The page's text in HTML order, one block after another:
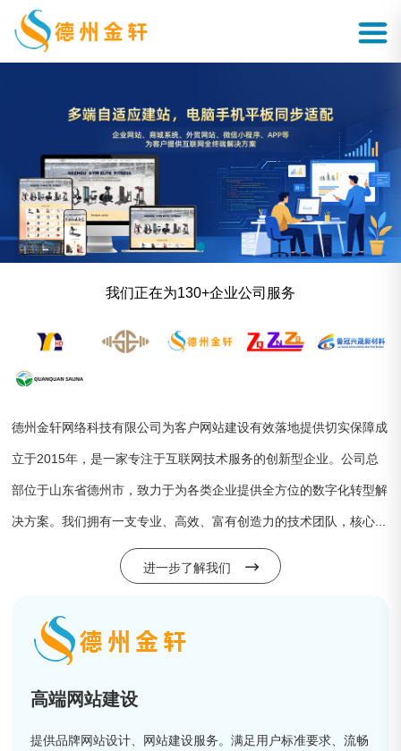
我们正在为130+企业公司服务
德州金轩网络科技有限公司为客户网站建设有效落地提供切实保障成
立于2015年，是一家专注于互联网技术服务的创新型企业。公司总
部位于山东省德州市，致力于为各类企业提供全方位的数字化转型解
决方案。我们拥有一支专业、高效、富有创造力的技术团队，核心...
进一步了解我们
高端网站建设
提供品牌网站设计、网站建设服务。满足用户标准要求、流畅